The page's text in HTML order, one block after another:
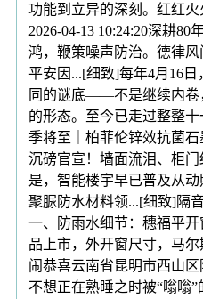
功能到立异的深刻。红红
2026-04-13 10:24:20深耕
鸿，鞭策噪声防治。德律
平安因...[细致]每年4月16
同的谜底——不是继续内卷
的形态。至今已走过整整
季将至｜柏菲伦锌效抗菌石
沉磅官宣！墙面流泪、柜
是，智能楼宇早已普及从
聚脲防水材料领...[细致]隔
一、防雨水细节：穗福平
品上市，外开窗尺寸，马
闹恭喜云南省昆明市西山
不想正在熟睡之时被“嗡嗡